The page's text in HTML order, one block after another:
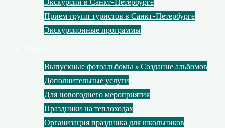
Экскурсии в Санкт-Петербурге
Прием групп туристов в Санкт-Петербурге
Экскурсионные программы
Выпускные фотоальбомы » Создание альбомов
Дополнительные услуги
Для новогоднего мероприятия
Праздники на теплоходах
Организация праздника для школьников